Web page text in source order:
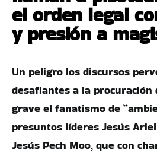
el orden legal
y presión a
Un peligro los discursos
desafiantes a la procuración
grave el fanatismo de
presuntos líderes Jesús
Jesús Pech Moo, que con